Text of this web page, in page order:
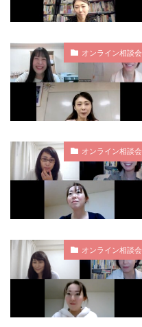
オンライン相談会
オンライン相談会
オンライン相談会